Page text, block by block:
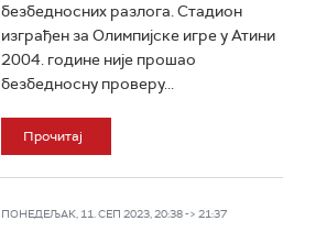
безбедносних разлога. Стадион
изграђен за Олимпијске игре у Атини
2004. године није прошао
безбедносну проверу...
Прочитај
ПОНЕДЕЉАК, 11. СЕП 2023, 20:38 -> 21:37